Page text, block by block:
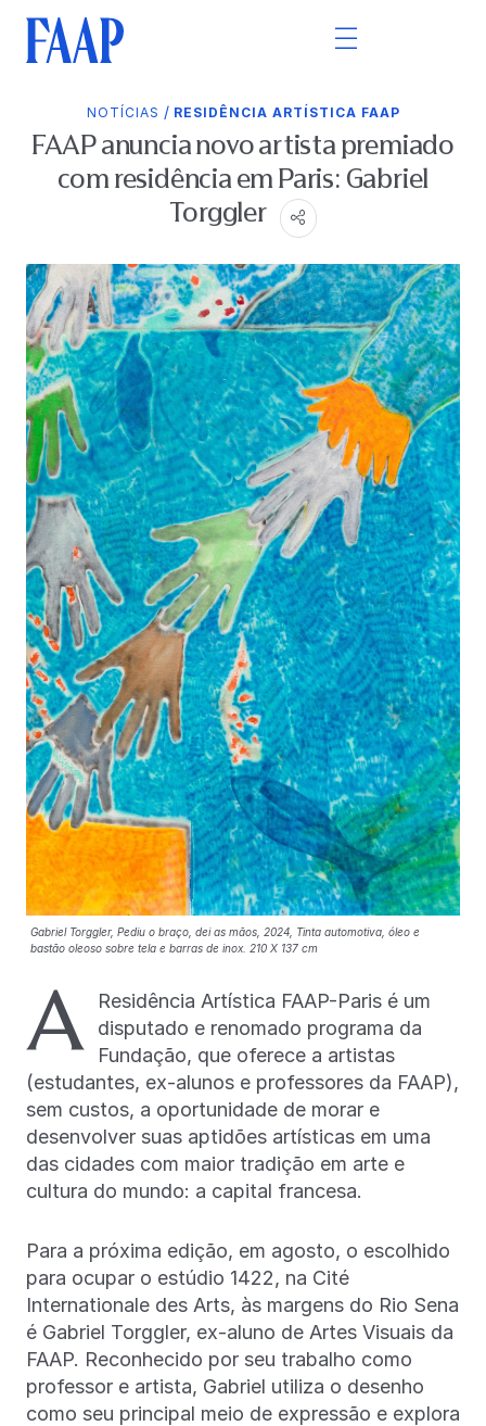
NOTÍCIAS / RESIDÊNCIA ARTÍSTICA FAAP
FAAP anuncia novo artista premiado
com residência em Paris: Gabriel
Torggler
Gabriel Torggler, Pediu o braço, dei as mãos, 2024, Tinta automotiva, óleo e
bastão oleoso sobre tela e barras de inox. 210 X 137 cm
A
Residência Artística FAAP-Paris é um
disputado e renomado programa da
Fundação, que oferece a artistas
(estudantes, ex-alunos e professores da FAAP),
sem custos, a oportunidade de morar e
desenvolver suas aptidões artísticas em uma
das cidades com maior tradição em arte e
cultura do mundo: a capital francesa.
Para a próxima edição, em agosto, o escolhido
para ocupar o estúdio 1422, na Cité
Internationale des Arts, às margens do Rio Sena
é Gabriel Torggler, ex-aluno de Artes Visuais da
FAAP. Reconhecido por seu trabalho como
professor e artista, Gabriel utiliza o desenho
como seu principal meio de expressão e explora